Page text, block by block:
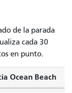
de la parada
cada 30
en punto.
Ocean Beach